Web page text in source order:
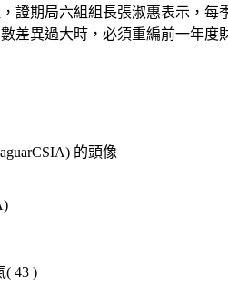
證期局六組組長張淑惠表示，
差異過大時，必須重編前一年
( 43 )